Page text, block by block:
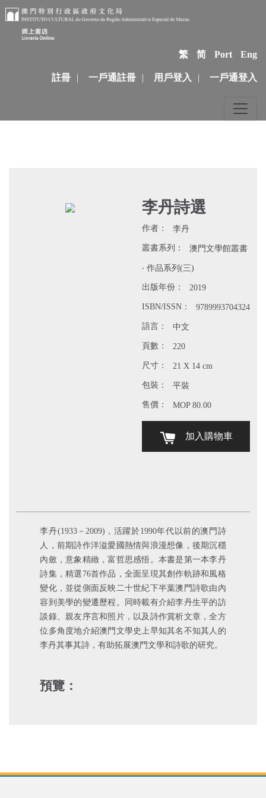
繁 简 Port Eng
註冊 | 一戶通註冊 | 用戶登入 | 一戶通登入
李丹詩選
作者： 李丹
叢書系列： 澳門文學館叢書
‧ 作品系列(三)
出版年份： 2019
ISBN/ISSN： 9789993704324
語言： 中文
頁數： 220
尺寸： 21 X 14 cm
包裝： 平裝
售價： MOP 80.00
加入購物車
李丹(1933－2009)，活躍於1990年代以前的澳門詩
人，前期詩作洋溢愛國熱情與浪漫想像，後期沉穩
內斂，意象精緻，富哲思感悟。本書是第一本李丹
詩集，精選76首作品，全面呈現其創作軌跡和風格
變化，並從側面反映二十世紀下半葉澳門詩歌由內
容到美學的變遷歷程。同時載有介紹李丹生平的訪
談錄、親友序言和照片，以及詩作賞析文章，全方
位多角度地介紹澳門文學史上早知其名不知其人的
李丹其事其詩，有助拓展澳門文學和詩歌的研究。
預覽：